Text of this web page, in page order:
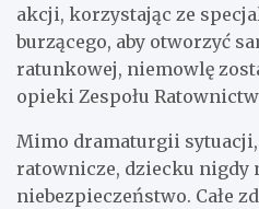
akcji, korzystając ze
burzącego, aby otworzyć
ratunkowej, niemowlę
opieki Zespołu
Mimo dramaturgii sytuacji,
ratownicze, dziecku nigdy
niebezpieczeństwo. Całe